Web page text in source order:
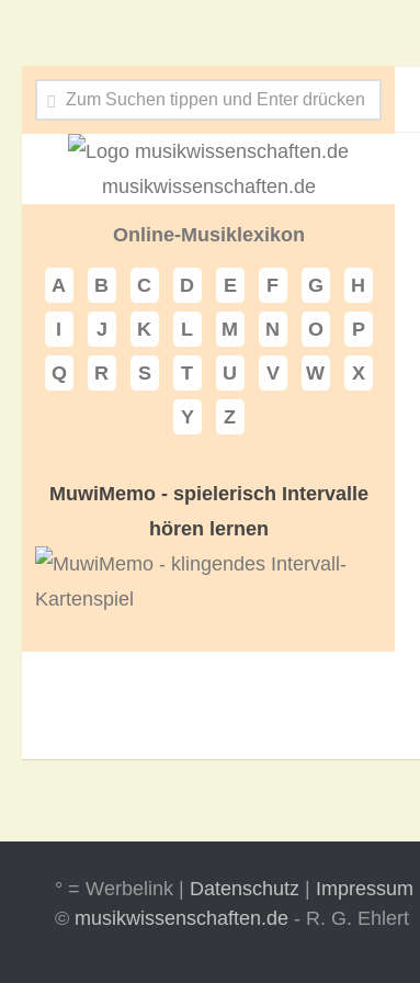
musikwissenschaften.de
Online-Musiklexikon
A B C D E F G
H
I
J K L M N O
P
Q
R S T U V W
X
Y
Z
MuwiMemo - spielerisch Intervalle
hören lernen
° = Werbelink | Datenschutz
Impressum
© musikwissenschaften.de - R. G. Ehlert